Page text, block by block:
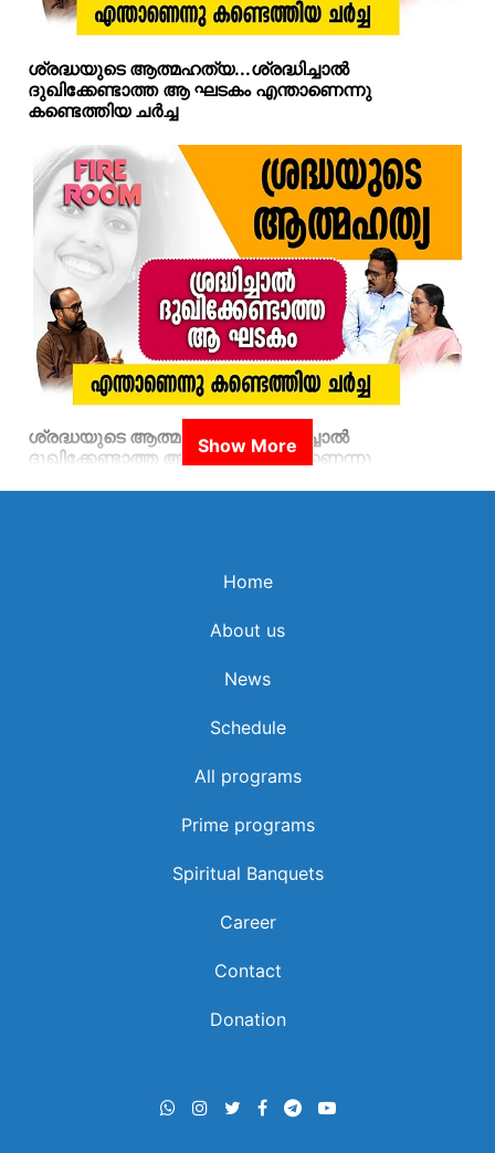
ശ്രദ്ധയുടെ ആത്മഹത്യ...ശ്രദ്ധിച്ചാല്‍
ദുഖിക്കേണ്ടാത്ത ആ ഘടകം എന്താണെന്നു
കണ്ടെത്തിയ ചര്‍ച്ച
ശ്രദ്ധയുടെ ആത്മഹത്യ...ശ്രദ്ധിച്ചാല്‍
ദുഖിക്കേണ്ടാത്ത ആ ഘടകം എന്താണെന്നു
കുര്‍ബാന ഉള്ള ഐക്യവും തകര്‍ത്തുവോ?
Home
About us
News
Schedule
All programs
Prime programs
Spiritual Banquets
Career
Contact
Donation